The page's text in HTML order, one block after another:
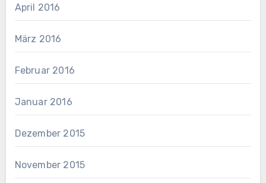
April 2016
März 2016
Februar 2016
Januar 2016
Dezember 2015
November 2015